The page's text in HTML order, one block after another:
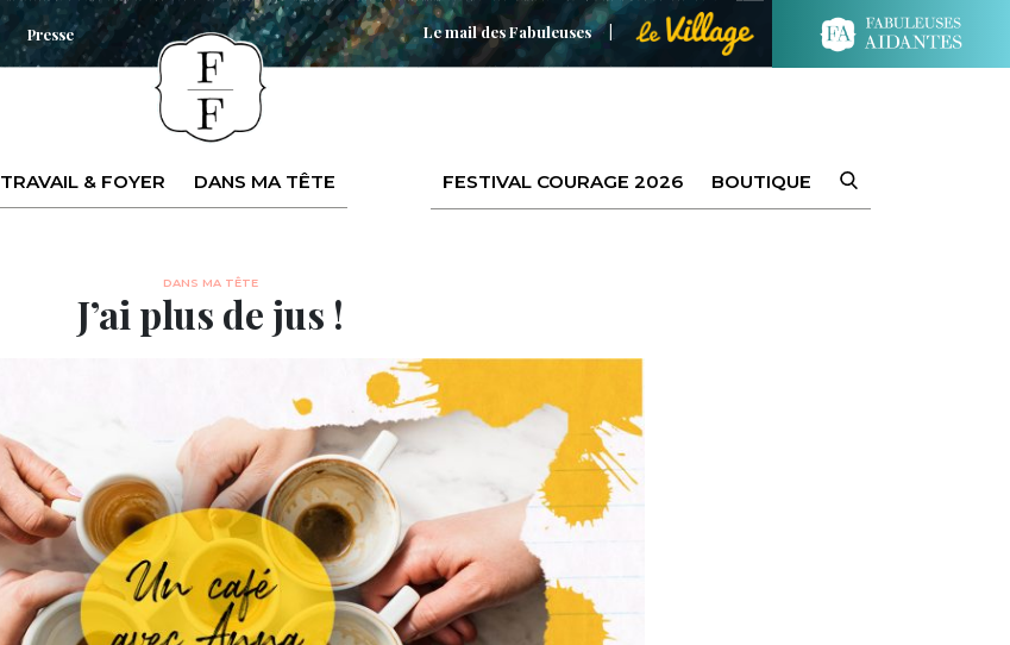
Presse Le mail des Fabuleuses
TRAVAIL & FOYER DANS MA TÊTE FESTIVAL COURAGE 2026 BOUTIQUE
DANS MA TÊTE
J’ai plus de jus !